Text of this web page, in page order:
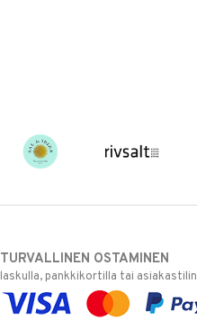
TURVALLINEN OSTAMINEN
laskulla, pankkikortilla tai